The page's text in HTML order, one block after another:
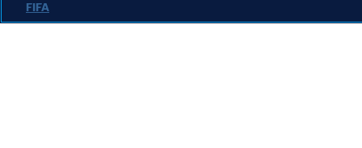
FIFA